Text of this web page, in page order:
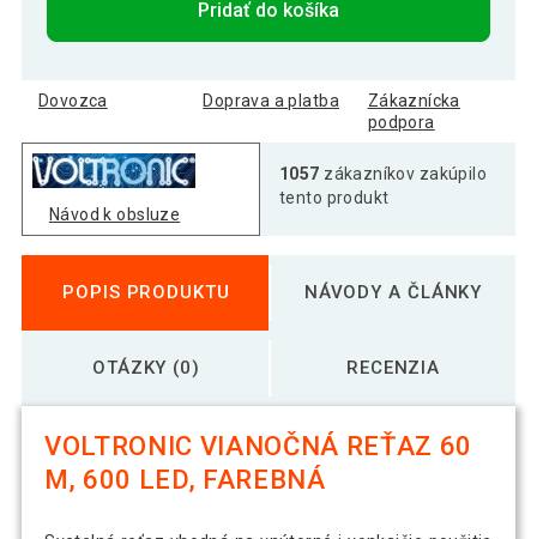
Pridať do košíka
Dovozca Doprava a platba
Zákaznícka
podpora
Návod k obsluze
1057 zákazníkov zakúpilo
tento produkt
POPIS PRODUKTU NÁVODY A ČLÁNKY
OTÁZKY (0) RECENZIA
VOLTRONIC VIANOČNÁ REŤAZ 60
M, 600 LED, FAREBNÁ